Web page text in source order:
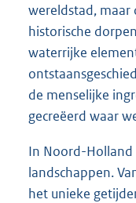
wereldstad, maar
historische
waterrijke
de menselijke
gecreëerd waar
In Noord-Holland
landschappen.
het unieke